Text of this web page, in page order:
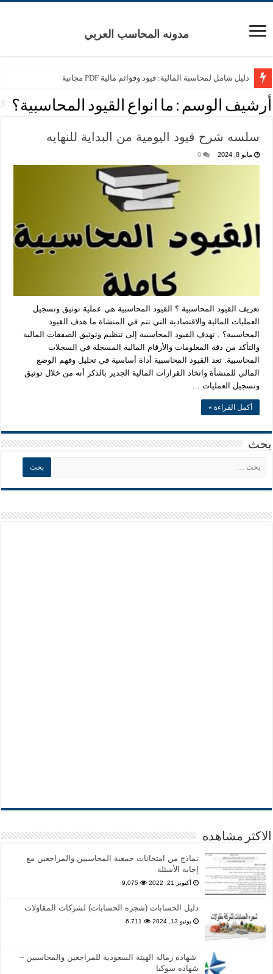
مدونه المحاسب العربي
دليل شامل لمحاسبة المالية: قيود وقوائم مالية PDF مجانية
أرشيف الوسم : ما انواع القيود المحاسبية؟
سلسه شرح قيود اليومية من البداية للنهايه
مايو 8, 2024 0
تعريف القيود المحاسبية ؟ القيود المحاسبية هي عملية توثيق وتسجيل
العمليات المالية والاقتصادية التي تتم في المنشاة ما هدف القيود
المحاسبية؟ . تهدف القيود المحاسبية إلى تنظيم وتوثيق الصفقات المالية
والتأكد من دقة المعلومات والأرقام المالية المسجلة في السجلات
المحاسبية. تعد القيود المحاسبية أداة أساسية في تحليل وفهم الوضع
المالي للمنشأة واتخاذ القرارات المالية الجدير بالذكر أنه من خلال توثيق
وتسجيل العمليات …
أكمل القراءة »
بحث
الاكثر مشاهده
نماذج من امتحانات جمعية المحاسبين والمراجعين مع
إجابة الأسئلة
أكتوبر 21, 2022 9,075
دليل الحسابات (شجره الحسابات) لشركات المقاولات
يونيو 13, 2024 6,711
شهادة زمالة الهيئة السعودية للمراجعين والمحاسبين –
شهاده سوكبا